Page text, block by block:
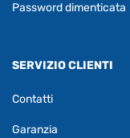
Password dimenticata
SERVIZIO CLIENTI
Contatti
Garanzia